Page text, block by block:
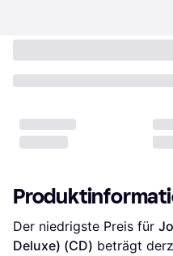
Der niedrigste Preis für
Deluxe) (CD) beträgt